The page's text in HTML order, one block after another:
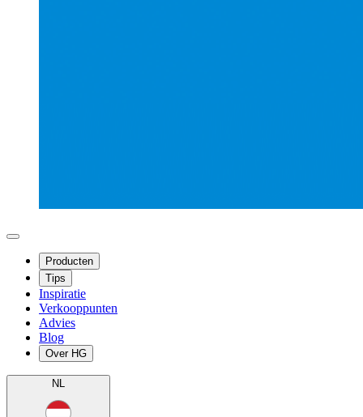
Producten
Tips
Inspiratie
Verkooppunten
Advies
Blog
Over HG
NL